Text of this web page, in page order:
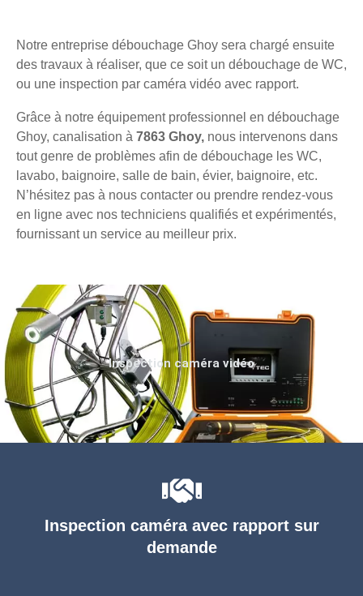
Notre entreprise débouchage Ghoy sera chargé ensuite
des travaux à réaliser, que ce soit un débouchage de WC,
ou une inspection par caméra vidéo avec rapport.
Grâce à notre équipement professionnel en débouchage
Ghoy, canalisation à 7863 Ghoy, nous intervenons dans
tout genre de problèmes afin de débouchage les WC,
lavabo, baignoire, salle de bain, évier, baignoire, etc.
N’hésitez pas à nous contacter ou prendre rendez-vous
en ligne avec nos techniciens qualifiés et expérimentés,
fournissant un service au meilleur prix.
Inspection caméra avec rapport sur
demande
Inspection caméra vidéo